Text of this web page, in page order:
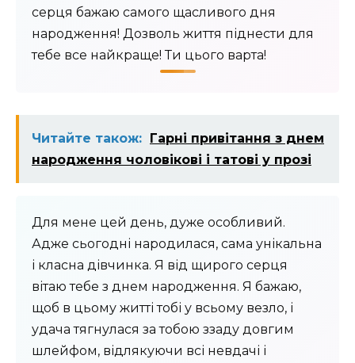
серця бажаю самого щасливого дня
народження! Дозволь життя піднести для
тебе все найкраще! Ти цього варта!
Читайте також: Гарні привітання з днем
народження чоловікові і татові у прозі
Для мене цей день, дуже особливий.
Адже сьогодні народилася, сама унікальна
і класна дівчинка. Я від щирого серця
вітаю тебе з днем ​​народження. Я бажаю,
щоб в цьому житті тобі у всьому везло, і
удача тягнулася за тобою ззаду довгим
шлейфом, відлякуючи всі невдачі і